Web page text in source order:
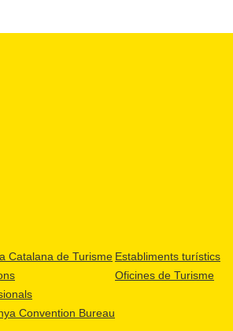
Catalana de Turisme
Convention Bureau
Establiments turístics
Oficines de Turisme